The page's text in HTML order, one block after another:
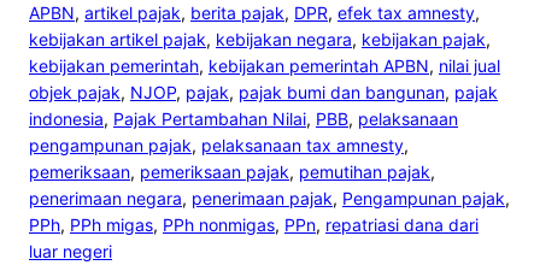
APBN, artikel pajak, berita pajak, DPR, efek tax amnesty
kebijakan artikel pajak, kebijakan negara, kebijakan pajak
kebijakan pemerintah, kebijakan pemerintah APBN, nilai jual
objek pajak, NJOP, pajak, pajak bumi dan bangunan, pajak
indonesia, Pajak Pertambahan Nilai, PBB, pelaksanaan
pengampunan pajak, pelaksanaan tax amnesty
pemeriksaan, pemeriksaan pajak, pemutihan pajak
penerimaan negara, penerimaan pajak, Pengampunan pajak
PPh, PPh migas, PPh nonmigas, PPn, repatriasi dana dari
luar negeri